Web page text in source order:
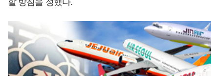
할 방침을 정했다.